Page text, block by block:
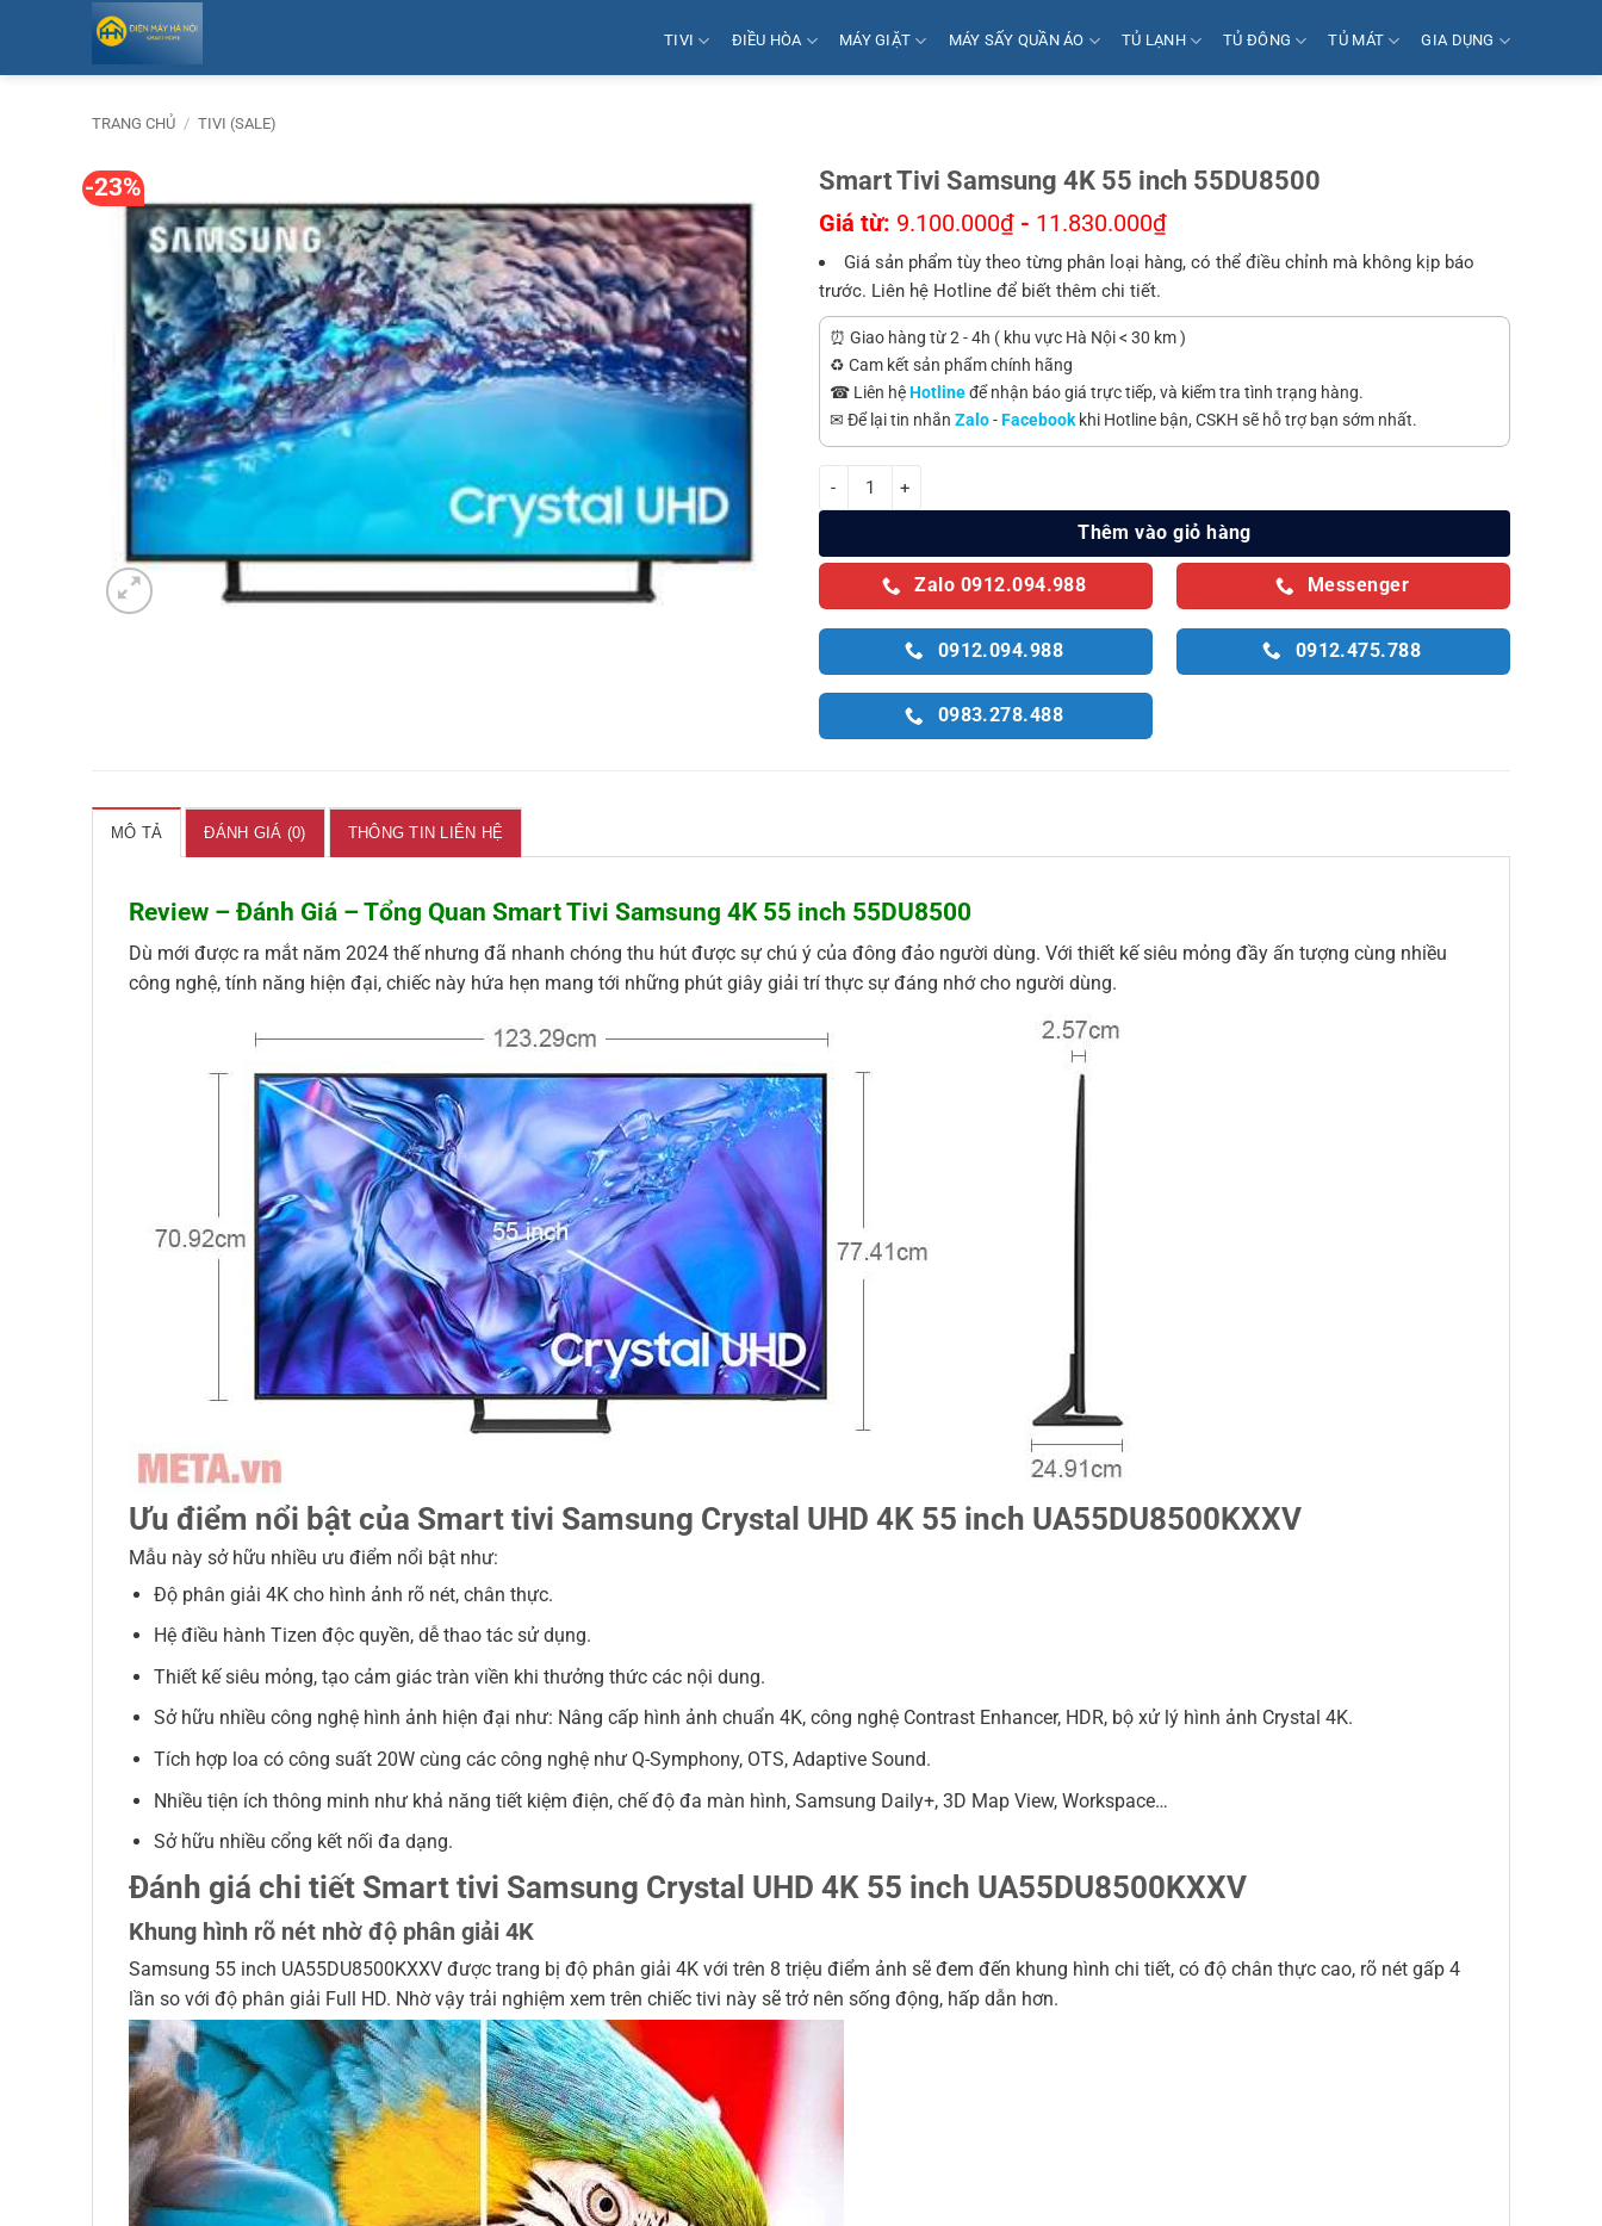
nội
TIVI ĐIỀU HÒA MÁY GIẶT MÁY SẤY QUẦN ÁO TỦ LẠNH TỦ ĐÔNG TỦ MÁT GIA DỤNG
TRANG CHỦ / TIVI (SALE)
-23% Smart Tivi Samsung 4K 55 inch 55DU8500
Giá từ: 9.100.000₫ - 11.830.000₫
Giá sản phẩm tùy theo từng phân loại hàng, có thể điều chỉnh mà không kịp báo
trước. Liên hệ Hotline để biết thêm chi tiết.
⏰ Giao hàng từ 2 - 4h ( khu vực Hà Nội < 30 km )
♻️ Cam kết sản phẩm chính hãng
☎ Liên hệHotlineđể nhận báo giá trực tiếp, và kiểm tra tình trạng hàng.
✉ Để lại tin nhắn Zalo-Facebook khi Hotline bận, CSKH sẽ hỗ trợ bạn sớm nhất.
Smart Tivi Samsung 4K 55 inch 55DU8500 số lượng
Thêm vào giỏ hàng
Zalo 0912.094.988 Messenger
0912.094.988 0912.475.788
0983.278.488
MÔ TẢ ĐÁNH GIÁ (0) THÔNG TIN LIÊN HỆ
Review – Đánh Giá – Tổng Quan Smart Tivi Samsung 4K 55 inch 55DU8500
Dù mới được ra mắt năm 2024 thế nhưng đã nhanh chóng thu hút được sự chú ý của đông đảo người dùng. Với thiết kế siêu mỏng đầy ấn tượng cùng nhiều
công nghệ, tính năng hiện đại, chiếc này hứa hẹn mang tới những phút giây giải trí thực sự đáng nhớ cho người dùng.
Ưu điểm nổi bật của Smart tivi Samsung Crystal UHD 4K 55 inch UA55DU8500KXXV
Mẫu này sở hữu nhiều ưu điểm nổi bật như:
Độ phân giải 4K cho hình ảnh rõ nét, chân thực.
Hệ điều hành Tizen độc quyền, dễ thao tác sử dụng.
Thiết kế siêu mỏng, tạo cảm giác tràn viền khi thưởng thức các nội dung.
Sở hữu nhiều công nghệ hình ảnh hiện đại như: Nâng cấp hình ảnh chuẩn 4K, công nghệ Contrast Enhancer, HDR, bộ xử lý hình ảnh Crystal 4K.
Tích hợp loa có công suất 20W cùng các công nghệ như Q-Symphony, OTS, Adaptive Sound.
Nhiều tiện ích thông minh như khả năng tiết kiệm điện, chế độ đa màn hình, Samsung Daily+, 3D Map View, Workspace…
Sở hữu nhiều cổng kết nối đa dạng.
Đánh giá chi tiết Smart tivi Samsung Crystal UHD 4K 55 inch UA55DU8500KXXV
Khung hình rõ nét nhờ độ phân giải 4K
Samsung 55 inch UA55DU8500KXXV được trang bị độ phân giải 4K với trên 8 triệu điểm ảnh sẽ đem đến khung hình chi tiết, có độ chân thực cao, rõ nét gấp 4
lần so với độ phân giải Full HD. Nhờ vậy trải nghiệm xem trên chiếc tivi này sẽ trở nên sống động, hấp dẫn hơn.